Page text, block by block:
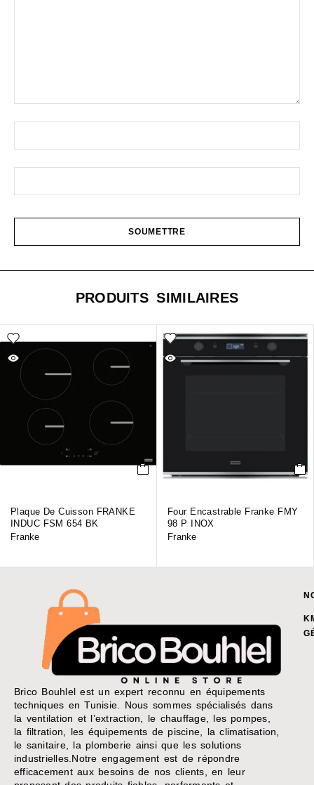
PRODUITS SIMILAIRES
Plaque De Cuisson FRANKE
INDUC FSM 654 BK
Franke
Four Encastrable Franke FMY
98 P INOX
Franke
Brico Bouhlel est un expert reconnu en équipements
techniques en Tunisie. Nous sommes spécialisés dans
la ventilation et l’extraction, le chauffage, les pompes,
la filtration, les équipements de piscine, la climatisation,
le sanitaire, la plomberie ainsi que les solutions
industrielles.Notre engagement est de répondre
efficacement aux besoins de nos clients, en leur